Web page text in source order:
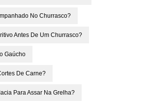
No Churrasco?
Antes De Um Churrasco?
Gaúcho
De Carne?
Para Assar Na Grelha?